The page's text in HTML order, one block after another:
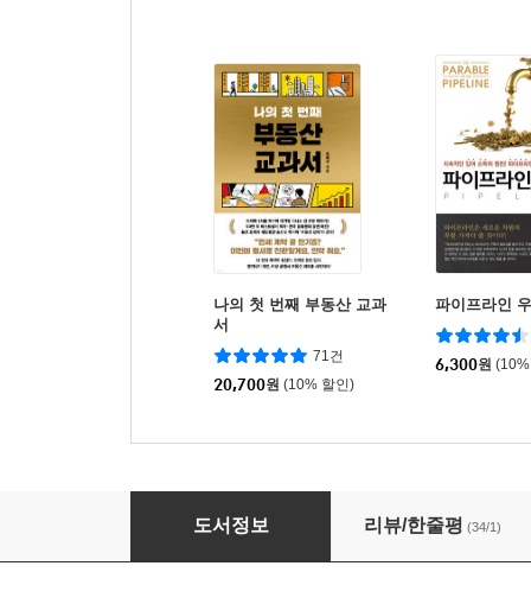
나의 첫 번째 부동산 교과
서
71건
20,700원 (10% 할인)
파이프라인
6,300원
퇴근 후 부업으로 1,000만 원 두 번째 월급 만들
도서정보 리뷰/한줄평 (34/1)